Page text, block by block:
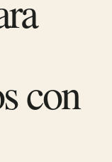
con